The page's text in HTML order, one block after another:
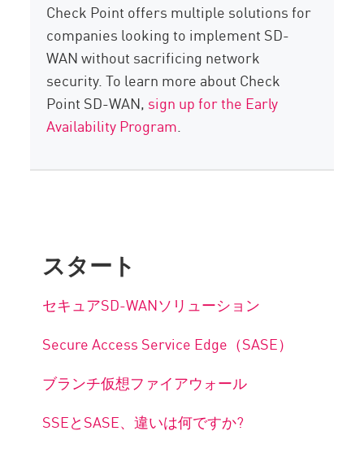
Check Point offers multiple solutions for
companies looking to implement SD-
WAN without sacrificing network
security. To learn more about Check
Point SD-WAN, sign up for the Early
Availability Program.
スタート
セキュアSD-WANソリューション
Secure Access Service Edge（SASE）
ブランチ仮想ファイアウォール
SSEとSASE、違いは何ですか?